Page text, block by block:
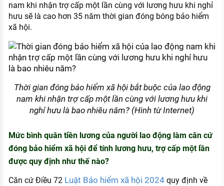
nam khi nhận trợ cấp một lần cùng với lương hưu khi nghỉ
hưu sẽ là cao hơn 35 năm thời gian đóng bóng bảo hiểm
xã hội.
Thời gian đóng bảo hiểm xã hội bắt buộc của lao động
nam khi nhận trợ cấp một lần cùng với lương hưu khi
nghỉ hưu là bao nhiêu năm? (Hình từ Internet)
Mức bình quân tiền lương của người lao động làm căn cứ
đóng bảo hiểm xã hội để tính lương hưu, trợ cấp một lần
được quy định như thế nào?
Căn cứ Điều 72 Luật Bảo hiểm xã hội 2024quy định về